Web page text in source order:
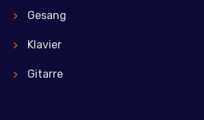
Gesang
Klavier
Gitarre